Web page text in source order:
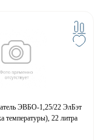
ЭВБО-1,25/22 ЭлБэт
температуры), 22 литра